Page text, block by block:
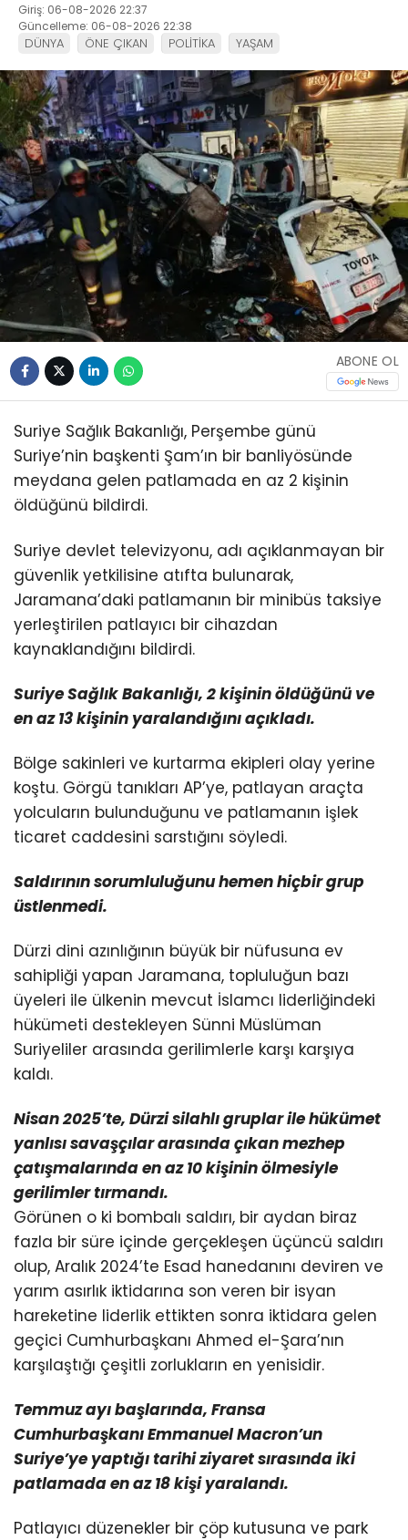
Giriş: 06-08-2026 22:37
Güncelleme: 06-08-2026 22:38
DÜNYA ÖNE ÇIKAN POLİTİKA YAŞAM
ABONE OL
Suriye Sağlık Bakanlığı, Perşembe günü
Suriye’nin başkenti Şam’ın bir banliyösünde
meydana gelen patlamada en az 2 kişinin
öldüğünü bildirdi.
Suriye devlet televizyonu, adı açıklanmayan bir
güvenlik yetkilisine atıfta bulunarak,
Jaramana’daki patlamanın bir minibüs taksiye
yerleştirilen patlayıcı bir cihazdan
kaynaklandığını bildirdi.
Suriye Sağlık Bakanlığı, 2 kişinin öldüğünü ve
en az 13 kişinin yaralandığını açıkladı.
Bölge sakinleri ve kurtarma ekipleri olay yerine
koştu. Görgü tanıkları AP’ye, patlayan araçta
yolcuların bulunduğunu ve patlamanın işlek
ticaret caddesini sarstığını söyledi.
Saldırının sorumluluğunu hemen hiçbir grup
üstlenmedi.
Dürzi dini azınlığının büyük bir nüfusuna ev
sahipliği yapan Jaramana, topluluğun bazı
üyeleri ile ülkenin mevcut İslamcı liderliğindeki
hükümeti destekleyen Sünni Müslüman
Suriyeliler arasında gerilimlerle karşı karşıya
kaldı.
Nisan 2025’te, Dürzi silahlı gruplar ile hükümet
yanlısı savaşçılar arasında çıkan mezhep
çatışmalarındaen az 10 kişinin ölmesiyle
gerilimler tırmandı.
Görünen o ki bombalı saldırı, bir aydan biraz
fazla bir süre içinde gerçekleşen üçüncü saldırı
olup, Aralık 2024’te Esad hanedanını deviren ve
yarım asırlık iktidarına son veren bir isyan
hareketine liderlik ettikten sonra iktidara gelen
geçici Cumhurbaşkanı Ahmed el-Şara’nın
karşılaştığı çeşitli zorlukların en yenisidir.
Temmuz ayı başlarında, Fransa
Cumhurbaşkanı Emmanuel Macron’un
Suriye’ye yaptığı tarihi ziyaretsırasında iki
patlamada en az 18 kişi yaralandı.
Patlayıcı düzenekler bir çöp kutusuna ve park